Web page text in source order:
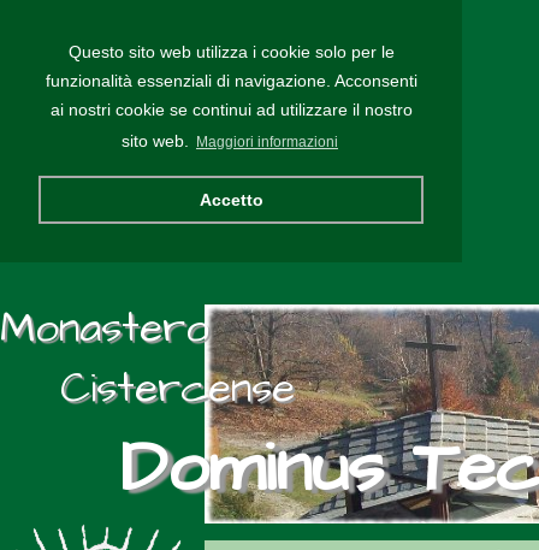
Questo sito web utilizza i cookie solo per le
funzionalità essenziali di navigazione. Acconsenti
ai nostri cookie se continui ad utilizzare il nostro
sito web.
Maggiori informazioni
Accetto
Monastero
Cistercense
Dominus